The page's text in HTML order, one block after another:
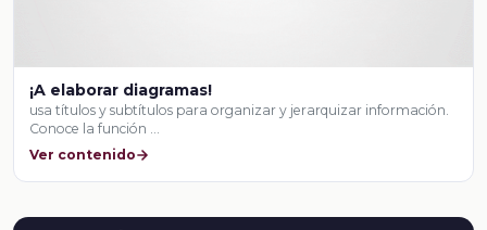
¡A elaborar diagramas!
usa títulos y subtítulos para organizar y jerarquizar información.
Conoce la función …
Ver contenido